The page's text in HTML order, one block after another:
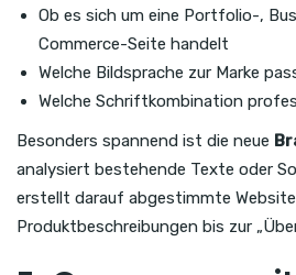
Ob es sich um eine Portfolio-,
Commerce-Seite handelt
Welche Bildsprache zur Marke
Welche Schriftkombination
Besonders spannend ist die neue
analysiert bestehende Texte oder
erstellt darauf abgestimmte
Produktbeschreibungen bis zur